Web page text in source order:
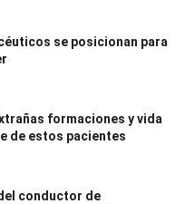
se posicionan para
formaciones y vida
de estos pacientes
conductor de